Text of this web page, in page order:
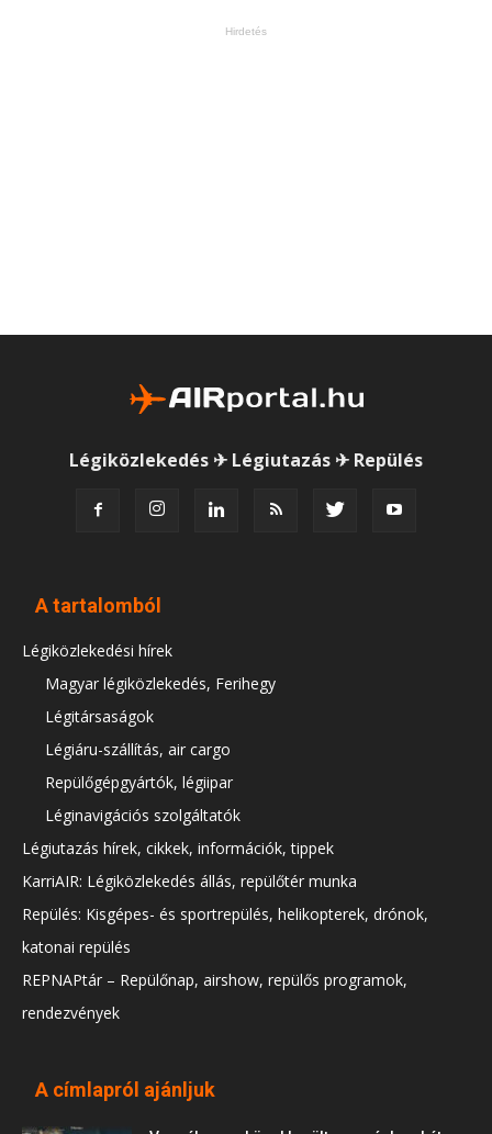
Hirdetés
Légiközlekedés ✈ Légiutazás ✈ Repülés
A tartalomból
Légiközlekedési hírek
Magyar légiközlekedés, Ferihegy
Légitársaságok
Légiáru-szállítás, air cargo
Repülőgépgyártók, légiipar
Léginavigációs szolgáltatók
Légiutazás hírek, cikkek, információk, tippek
KarriAIR: Légiközlekedés állás, repülőtér munka
Repülés: Kisgépes- és sportrepülés, helikopterek, drónok,
katonai repülés
REPNAPtár – Repülőnap, airshow, repülős programok,
rendezvények
A címlapról ajánljuk